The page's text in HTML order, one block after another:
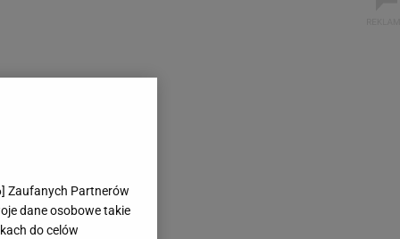
] Zaufanych Partnerów
dane osobowe takie
do celów